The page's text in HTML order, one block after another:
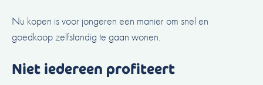
Nu kopen is voor jongeren een manier om snel en
goedkoop zelfstandig te gaan wonen.
Niet iedereen profiteert